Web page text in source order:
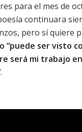
para el mes de
continuara
pero sí quiere
“puede ser visto
será mi trabajo
.